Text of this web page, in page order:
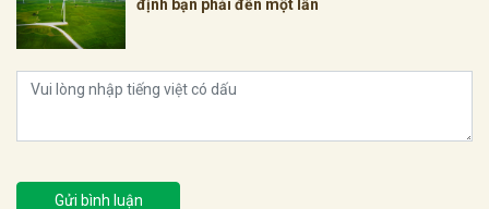
định bạn phải đến một lần
Gửi bình luận